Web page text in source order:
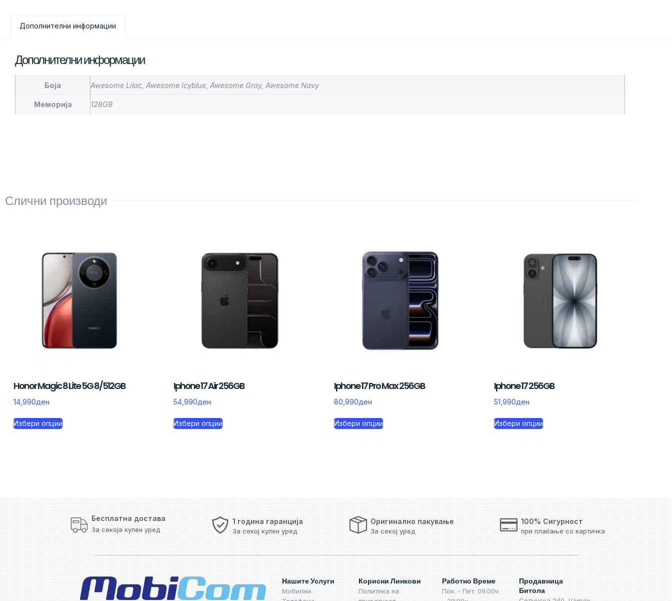
Дополнителни информации
Дополнителни информации
Боја Awesome Lilac, Awesome Icyblue, Awesome Gray, Awesome Navy
Меморија 128GB
Слични производи
Honor Magic 8 Lite 5G 8/512GB
14,990ден
Избери опции
Iphone 17 Air 256GB
54,990ден
Избери опции
Iphone 17 Pro Max 256GB
80,990ден
Избери опции
Iphone 17 256GB
51,990ден
Избери опции
Бесплатна достава
За секоја купен уред
1 година гаранција
За секој купен уред
Оригинално пакување
За секој уред
100% Сигурност
при плаќање со картичка
Нашите Услуги
Мобилни
Корисни Линкови
Политика на
Работно Време
Пон. - Пет. 09:00ч
Продавница
Битола